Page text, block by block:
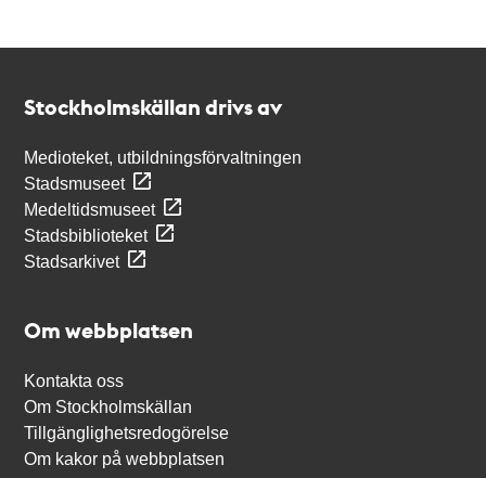
Stockholmskällan drivs av
Medioteket, utbildningsförvaltningen
Stadsmuseet
Medeltidsmuseet
Stadsbiblioteket
Stadsarkivet
Om webbplatsen
Kontakta oss
Om Stockholmskällan
Tillgänglighetsredogörelse
Om kakor på webbplatsen